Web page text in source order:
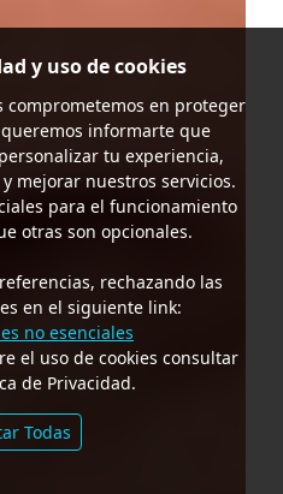
y uso de cookies
comprometemos en proteger
informarte que
tu experiencia,
mejorar nuestros servicios.
para el funcionamiento
otras son opcionales.
rechazando las
en el siguiente link:
no esenciales
el uso de cookies consultar
de Privacidad.
Todas